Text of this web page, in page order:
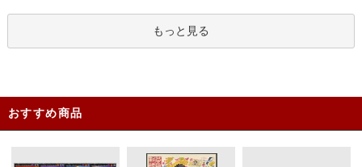
もっと見る
おすすめ商品